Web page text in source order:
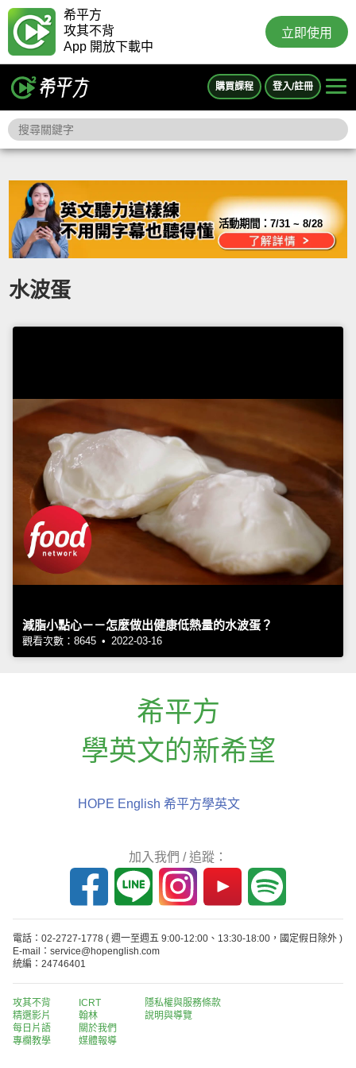
希平方
攻其不背
App 開放下載中
立即使用
購買課程 登入/註冊
活動期間：7/31 ~ 8/28
水波蛋
減脂小點心－－怎麼做出健康低熱量的水波蛋？
觀看次數：8645 • 2022-03-16
希平方
學英文的新希望
HOPE English 希平方學英文
加入我們 / 追蹤：
電話：02-2727-1778 ( 週一至週五 9:00-12:00、13:30-18:00，國定假日除外 )
E-mail：service@hopenglish.com
統編：24746401
攻其不背
精選影片
每日片語
專欄教學
ICRT
翰林
關於我們
媒體報導
隱私權與服務條款
說明與導覽